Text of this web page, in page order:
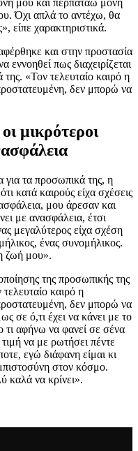
Όχι απλά το αντέχω, θα
είπε χαρακτηριστικά.
και στην προστασία
πως διαχειρίζεται
της. «Τον τελευταίο καιρό η
δεν μπορώ να
μικρότεροι
για τα προσωπικά της, η
κατά καιρούς είχα σχέσεις
μου άρεσαν και
με ανασφάλεια, έτσι
μεγαλύτερος είχα σχέση
ένας συνομήλικος.
ζωή μου».
της προσωπικής της
καιρό η
δεν μπορώ να
ό,τι έχει να κάνει με το
τι αφήνω να φανεί σε σένα
να με ρωτήσει πέντε
εγώ διάφανη είμαι κι
στον κόσμο.
καλά να κρίνει».